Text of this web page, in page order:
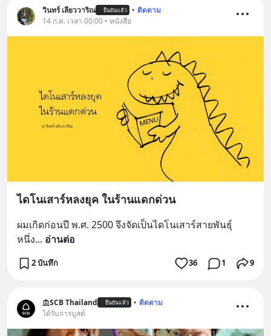
วินทร์ เลียววาริณ ยืนยันแล้ว • ติดตาม
14 ก.ค. เวลา 00:00 • หนังสือ
ไดโนเสาร์หลงยุค ในร้านแดกด่วน
ผมเกิดก่อนปี พ.ศ. 2500 จึงจัดเป็นไดโนเสาร์สายพันธุ์
หนึ่ง... อ่านต่อ
2 บันทึก 36 1 9
SCB Thailand ยืนยันแล้ว • ติดตาม
ได้รับการบูสต์